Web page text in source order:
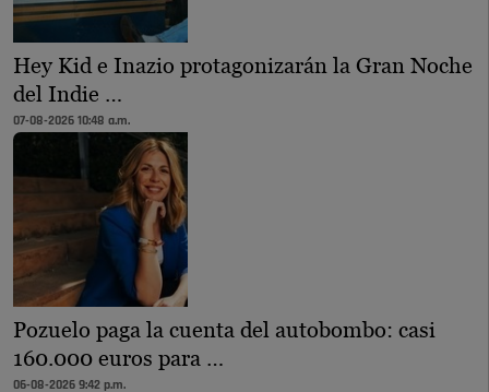
Hey Kid e Inazio protagonizarán la Gran Noche
del Indie …
07-08-2026 10:48 a.m.
Pozuelo paga la cuenta del autobombo: casi
160.000 euros para …
06-08-2026 9:42 p.m.